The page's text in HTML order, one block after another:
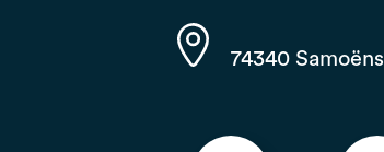
74340 Samoëns